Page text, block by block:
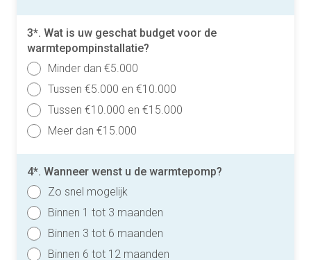
3*. Wat is uw geschat budget voor de
warmtepompinstallatie?
Minder dan €5.000
Tussen €5.000 en €10.000
Tussen €10.000 en €15.000
Meer dan €15.000
4*. Wanneer wenst u de warmtepomp?
Zo snel mogelijk
Binnen 1 tot 3 maanden
Binnen 3 tot 6 maanden
Binnen 6 tot 12 maanden